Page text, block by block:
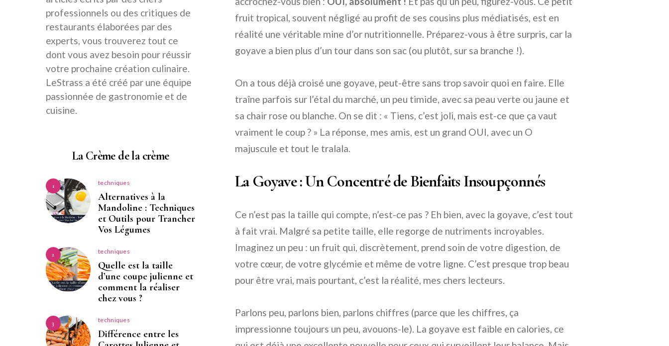
fruit tropical, souvent négligé au profit de ses cousins plus médiatisés, est en
réalité une véritable mine d’or nutritionnelle. Préparez-vous à être surpris, car la
goyave a bien plus d’un tour dans son sac (ou plutôt, sur sa branche !).
On a tous déjà croisé une goyave, peut-être sans trop savoir quoi en faire. Elle
traîne parfois sur l’étal du marché, un peu timide, avec sa peau verte ou jaune et
sa chair rose ou blanche. On se dit : « Tiens, c’est joli, mais est-ce que ça vaut
vraiment le coup ? » La réponse, mes amis, est un grand OUI, avec un O
majuscule et tout le tralala.
La Goyave : Un Concentré de Bienfaits Insoupçonnés
Ce n’est pas la taille qui compte, n’est-ce pas ? Eh bien, avec la goyave, c’est tout
à fait vrai. Malgré sa petite taille, elle regorge de nutriments incroyables.
Imaginez un peu : un fruit qui, discrètement, prend soin de votre digestion, de
votre cœur, de votre glycémie et même de votre ligne. C’est presque trop beau
pour être vrai, mais pourtant, c’est la réalité, mes chers lecteurs.
Parlons peu, parlons bien, parlons chiffres (parce que les chiffres, ça
impressionne toujours un peu, avouons-le). La goyave est faible en calories, ce
professionnels ou des critiques de
restaurants élaborées par des
experts, vous trouverez tout ce
dont vous avez besoin pour réussir
votre prochaine création culinaire.
LeStrass a été créé par une équipe
passionnée de gastronomie et de
cuisine.
La Crème de la crème
1 techniques
Alternatives à la
Mandoline : Techniques
et Outils pour Trancher
Vos Légumes
2 techniques
Quelle est la taille
d’une coupe julienne et
comment la réaliser
chez vous ?
3 techniques
Différence entre les